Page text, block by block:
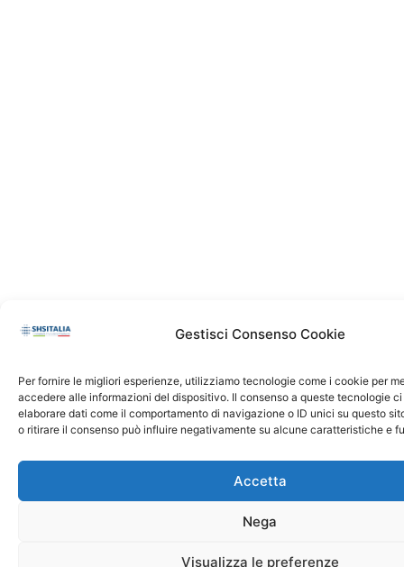
Gestisci Consenso Cookie
Per fornire le migliori esperienze, utilizziamo tecnologie come i cookie per
accedere alle informazioni del dispositivo. Il consenso a queste tecnologie
elaborare dati come il comportamento di navigazione o ID unici su questo
o ritirare il consenso può influire negativamente su alcune caratteristiche e
Accetta
Nega
Visualizza le preferenze